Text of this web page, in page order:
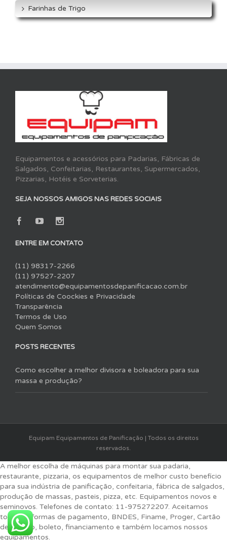
Farinhas de Trigo
Equipamentos e acessórios para Padarias, Fábricas de
Salgados, Confeitarias, Restaurantes, Supermercados,
Pizzarias, Hotéis e Sorveterias.
SEJA NOSSOS AMIGOS NAS REDES SOCIAIS
ENTRE EM CONTATO
(11) 98317-2266
(11) 97527-2207
atendimento@equipamentosdepanificacao.com.br
Políticas de Coockies e Privacidade
Transparência
Termos de Uso
Quem Somos
POSTS RECENTES
Como escolher a melhor divisora e boleadora para sua
massa e produção?
Equipam Equipamentos de Panificação | Todos os direitos
reservados.
A melhor escolha de máquinas para montar sua padaria,
restaurante, pizzaria, os equipamentos de melhor custo benefício
para sua indústria de panificação, confeitaria, fábrica de salgados,
produção de massas, pasteis, pizza, etc. Equipamentos novos e
seminovos. Telefones de contato: 11-975272207. Aceitamos
todas as formas de pagamento, BNDES, Finame, Proger, Cartão
de crédito, boleto, financiamento e também locamos nossos
equipamentos.